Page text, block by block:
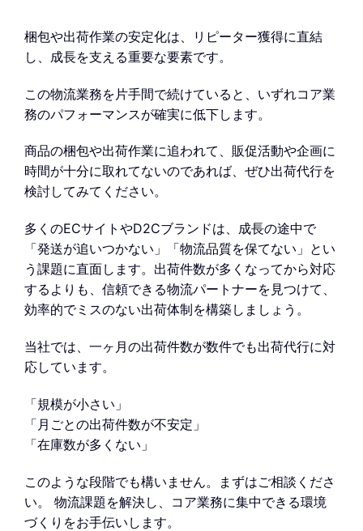
梱包や出荷作業の安定化は、リピーター獲得に直結
し、成長を支える重要な要素です。
この物流業務を片手間で続けていると、いずれコア業
務のパフォーマンスが確実に低下します。
商品の梱包や出荷作業に追われて、販促活動や企画に
時間が十分に取れてないのであれば、ぜひ出荷代行を
検討してみてください。
多くのECサイトやD2Cブランドは、成長の途中で
「発送が追いつかない」「物流品質を保てない」とい
う課題に直面します。出荷件数が多くなってから対応
するよりも、信頼できる物流パートナーを見つけて、
効率的でミスのない出荷体制を構築しましょう。
当社では、一ヶ月の出荷件数が数件でも出荷代行に対
応しています。
「規模が小さい」
「月ごとの出荷件数が不安定」
「在庫数が多くない」
このような段階でも構いません。まずはご相談くださ
い。 物流課題を解決し、コア業務に集中できる環境
づくりをお手伝いします。